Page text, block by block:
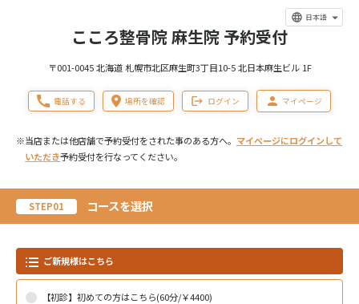
日本語
こころ整骨院 麻生院 予約受付
〒001-0045 北海道 札幌市北区麻生町3丁目10-5 北日本麻生ビル 1F
電話する 場所を確認 ログイン マイページ
※当店または他店舗で予約受付をされた事のある方へ。 マイページにログインして
いただき予約受付を行なってください。
STEP01 コースを選択
ご新規様はこちら
【初診】初めての方はこちら(60分/￥4400)